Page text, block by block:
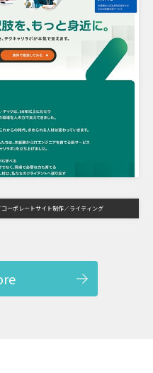
コーポレートサイト制作 ライティング